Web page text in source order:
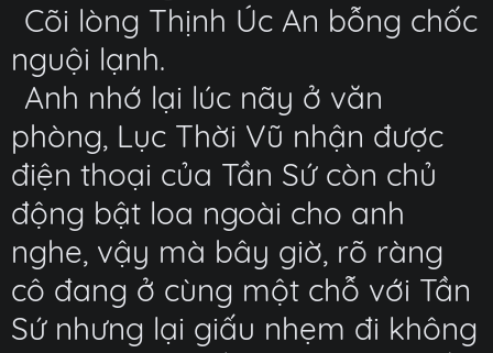
Cõi lòng Thịnh Úc An bỗng chốc
nguội lạnh.
Anh nhớ lại lúc nãy ở văn
phòng, Lục Thời Vũ nhận được
điện thoại của Tần Sứ còn chủ
động bật loa ngoài cho anh
nghe, vậy mà bây giờ, rõ ràng
cô đang ở cùng một chỗ với Tần
Sứ nhưng lại giấu nhẹm đi không